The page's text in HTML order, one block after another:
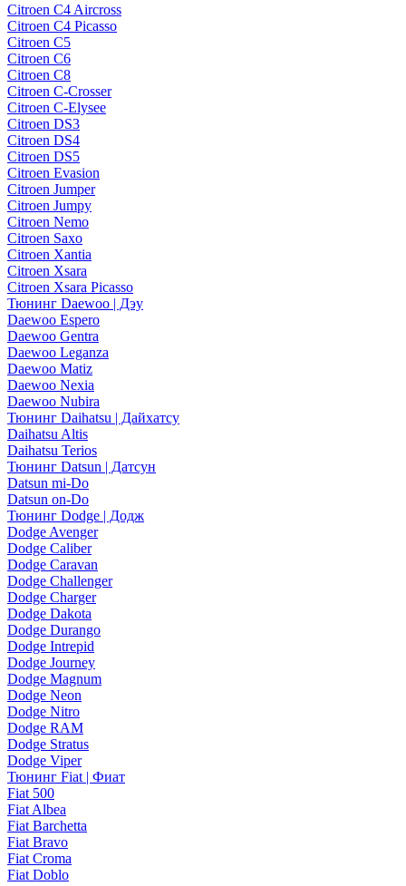
Citroen C4 Aircross
Citroen C4 Picasso
Citroen C5
Citroen C6
Citroen C8
Citroen C-Crosser
Citroen C-Elysee
Citroen DS3
Citroen DS4
Citroen DS5
Citroen Evasion
Citroen Jumper
Citroen Jumpy
Citroen Nemo
Citroen Saxo
Citroen Xantia
Citroen Xsara
Citroen Xsara Picasso
Тюнинг Daewoo | Дэу
Daewoo Espero
Daewoo Gentra
Daewoo Leganza
Daewoo Matiz
Daewoo Nexia
Daewoo Nubira
Тюнинг Daihatsu | Дайхатсу
Daihatsu Altis
Daihatsu Terios
Тюнинг Datsun | Датсун
Datsun mi-Do
Datsun on-Do
Тюнинг Dodge | Додж
Dodge Avenger
Dodge Caliber
Dodge Caravan
Dodge Challenger
Dodge Charger
Dodge Dakota
Dodge Durango
Dodge Intrepid
Dodge Journey
Dodge Magnum
Dodge Neon
Dodge Nitro
Dodge RAM
Dodge Stratus
Dodge Viper
Тюнинг Fiat | Фиат
Fiat 500
Fiat Albea
Fiat Barchetta
Fiat Bravo
Fiat Croma
Fiat Doblo